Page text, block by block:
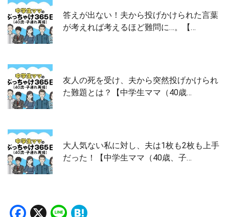
答えが出ない！夫から投げかけられた言葉
が考えれば考えるほど難問に…。【…
友人の死を受け、夫から突然投げかけられ
た難題とは？【中学生ママ（40歳…
大人気ない私に対し、夫は1枚も2枚も上手
だった！【中学生ママ（40歳、子…
Facebook
X Line